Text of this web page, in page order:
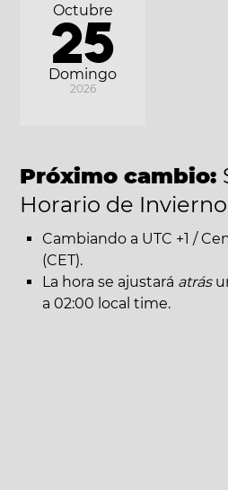
Domingo
Octubre
25
2026
Próximo cambio:
Horario de
Cambiando a UTC +1 /
(CET).
La hora se ajustará atrás
a 02:00 local time.